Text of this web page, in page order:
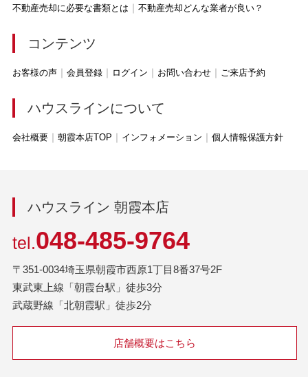
不動産売却に必要な書類とは
不動産売却どんな業者が良い？
コンテンツ
お客様の声 会員登録 ログイン お問い合わせ ご来店予約
ハウスラインについて
会社概要 朝霞本店TOP インフォメーション 個人情報保護方針
ハウスライン 朝霞本店
tel.048-485-9764
〒351-0034埼玉県朝霞市西原1丁目8番37号2F
東武東上線「朝霞台駅」徒歩3分
武蔵野線「北朝霞駅」徒歩2分
店舗概要はこちら